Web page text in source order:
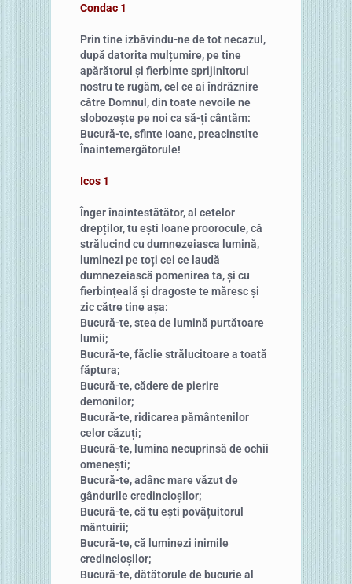
Condac 1
Prin tine izbăvindu-ne de tot necazul,
după datorita mulțumire, pe tine
apărătorul și fierbinte sprijinitorul
nostru te rugăm, cel ce ai îndrăznire
către Domnul, din toate nevoile ne
slobozește pe noi ca să-ți cântăm:
Bucură-te, sfinte Ioane, preacinstite
Înaintemergătorule!
Icos 1
Înger înaintestătător, al cetelor
drepților, tu ești Ioane proorocule, că
strălucind cu dumnezeiasca lumină,
luminezi pe toți cei ce laudă
dumnezeiască pomenirea ta, și cu
fierbințeală și dragoste te măresc și
zic către tine așa:
Bucură-te, stea de lumină purtătoare
lumii;
Bucură-te, făclie strălucitoare a toată
făptura;
Bucură-te, cădere de pierire
demonilor;
Bucură-te, ridicarea pământenilor
celor căzuți;
Bucură-te, lumina necuprinsă de ochii
omenești;
Bucură-te, adânc mare văzut de
gândurile credincioșilor;
Bucură-te, că tu ești povățuitorul
mântuirii;
Bucură-te, că luminezi inimile
credincioșilor;
Bucură-te, dătătorule de bucurie al